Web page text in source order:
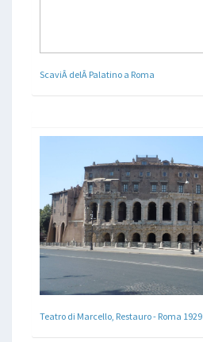
ScaviÂ delÂ Palatino a Roma
Teatro di Marcello, Restauro - Roma 1929